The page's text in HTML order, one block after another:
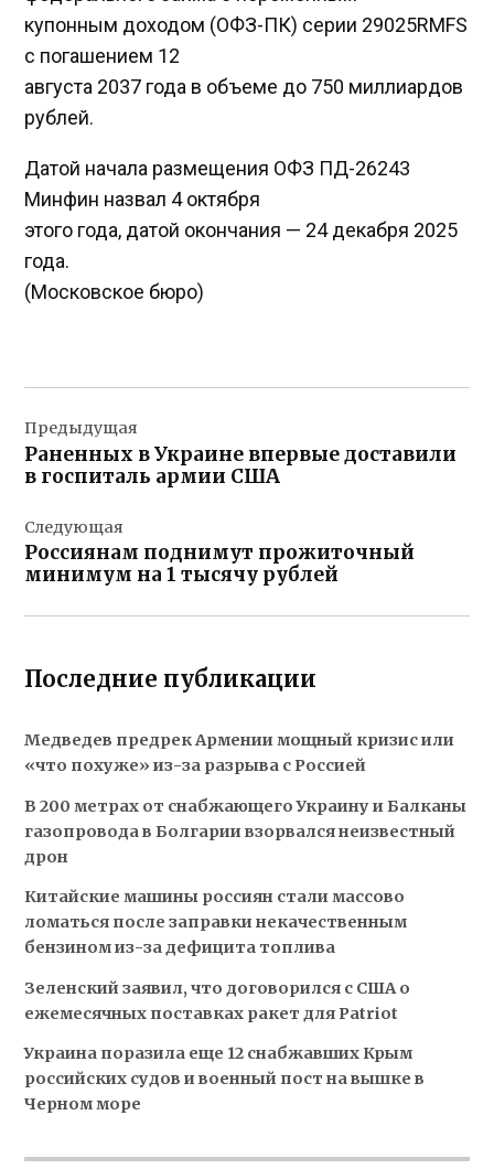
купонным доходом (ОФЗ-ПК) серии 29025RMFS
с погашением 12
августа 2037 года в объеме до 750 миллиардов
рублей.
Датой начала размещения ОФЗ ПД-26243
Минфин назвал 4 октября
этого года, датой окончания — 24 декабря 2025
года.
(Московское бюро)
по
записям
Предыдущая
Раненных в Украине впервые доставили
в госпиталь армии США
Следующая
Россиянам поднимут прожиточный
минимум на 1 тысячу рублей
Последние публикации
Медведев предрек Армении мощный кризис или
«что похуже» из-за разрыва с Россией
В 200 метрах от снабжающего Украину и Балканы
газопровода в Болгарии взорвался неизвестный
дрон
Китайские машины россиян стали массово
ломаться после заправки некачественным
бензином из-за дефицита топлива
Зеленский заявил, что договорился с США о
ежемесячных поставках ракет для Patriot
Украина поразила еще 12 снабжавших Крым
российских судов и военный пост на вышке в
Черном море